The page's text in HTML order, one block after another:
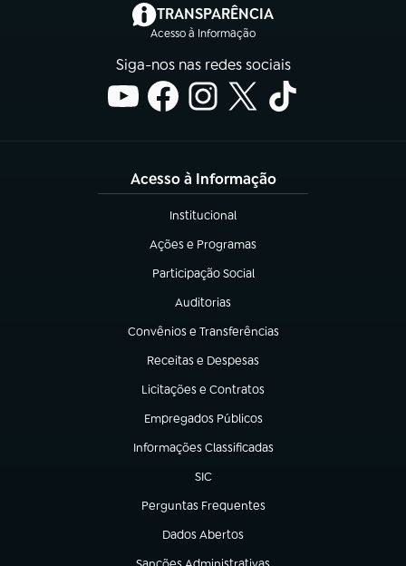
TRANSPARÊNCIA
Acesso à Informação
(abre em nova aba)
Siga-nos nas redes sociais
Acesso à Informação
Institucional
(abre em nova aba)
Ações e Programas
(abre em nova aba)
Participação Social
(abre em nova aba)
Auditorias
(abre em nova aba)
Convênios e Transferências
(abre em nova aba)
Receitas e Despesas
(abre em nova aba)
Licitações e Contratos
(abre em nova aba)
Empregados Públicos
(abre em nova aba)
Informações Classificadas
(abre em nova aba)
SIC
(abre em nova aba)
Perguntas Frequentes
(abre em nova aba)
Dados Abertos
(abre em nova aba)